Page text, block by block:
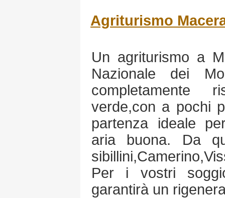
Agriturismo
Un agriturismo a
Nazionale dei
completamente
verde,con a pochi
partenza ideale
aria buona. Da
Per i vostri
garantirà un